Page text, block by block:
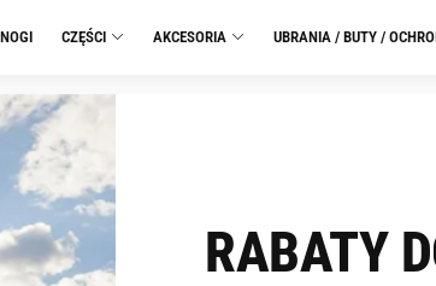
CZĘŚCI AKCESORIA UBRANIA / BUTY /
RABATY